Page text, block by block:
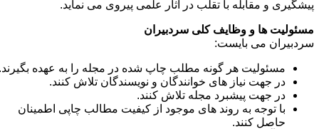
و مقابله با تقلب در آثار علمی پیروی می نماید.
ها و وظایف کلی سردبیران
می بایست:
مسئولیت هر گونه مطلب چاپ شده در مجله را به عهده بگیرند.
در جهت نیاز های خوانندگان و نویسندگان تلاش کنند.
در جهت پیشبرد مجله تلاش کنند.
با توجه به روند های موجود از کیفیت مطالب چاپی اطمینان
حاصل کنند.